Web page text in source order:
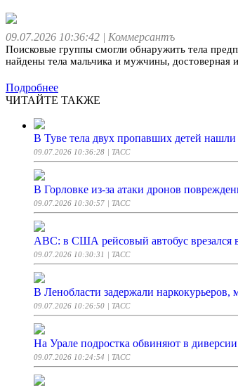
09.07.2026 10:36:42 | Коммерсантъ
Поисковые группы смогли обнаружить тела
найдены тела мальчика и мужчины, достоверная
Подробнее
ЧИТАЙТЕ ТАКЖЕ
В Туве тела двух пропавших детей
09.07.2026 10:36:28 | ТАСС
В Горловке из-за атаки дронов
09.07.2026 10:30:57 | ТАСС
АВС: в США рейсовый автобус врезался
09.07.2026 10:30:31 | ТАСС
В Ленобласти задержали
09.07.2026 10:26:50 | ТАСС
На Урале подростка обвиняют в
09.07.2026 10:24:54 | ТАСС